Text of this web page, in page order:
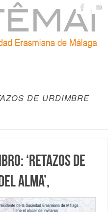
DE URDIMBRE
‘Retazos de
alma’,